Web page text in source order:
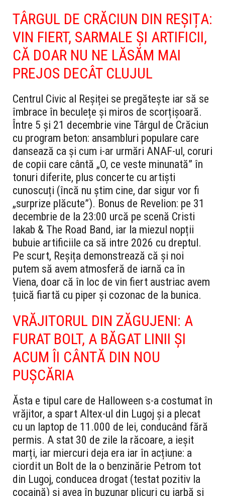
TÂRGUL DE CRĂCIUN DIN REȘIȚA:
VIN FIERT, SARMALE ȘI ARTIFICII,
CĂ DOAR NU NE LĂSĂM MAI
PREJOS DECÂT CLUJUL
Centrul Civic al Reșiței se pregătește iar să se
îmbrace în beculețe și miros de scorțișoară.
Între 5 și 21 decembrie vine Târgul de Crăciun
cu program beton: ansambluri populare care
dansează ca și cum i-ar urmări ANAF-ul, coruri
de copii care cântă „O, ce veste minunată” în
tonuri diferite, plus concerte cu artiști
cunoscuți (încă nu știm cine, dar sigur vor fi
„surprize plăcute”). Bonus de Revelion: pe 31
decembrie de la 23:00 urcă pe scenă Cristi
Iakab & The Road Band, iar la miezul nopții
bubuie artificiile ca să intre 2026 cu dreptul.
Pe scurt, Reșița demonstrează că și noi
putem să avem atmosferă de iarnă ca în
Viena, doar că în loc de vin fiert austriac avem
țuică fiartă cu piper și cozonac de la bunica.
VRĂJITORUL DIN ZĂGUJENI: A
FURAT BOLT, A BĂGAT LINII ȘI
ACUM ÎI CÂNTĂ DIN NOU
PUȘCĂRIA
Ăsta e tipul care de Halloween s-a costumat în
vrăjitor, a spart Altex-ul din Lugoj și a plecat
cu un laptop de 11.000 de lei, conducând fără
permis. A stat 30 de zile la răcoare, a ieșit
marți, iar miercuri deja era iar în acțiune: a
ciordit un Bolt de la o benzinărie Petrom tot
din Lugoj, conducea drogat (testat pozitiv la
cocaină) și avea în buzunar plicuri cu iarbă și